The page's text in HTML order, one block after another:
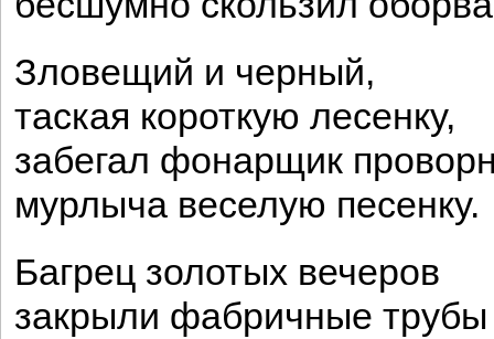
Зловещий и черный,
таская короткую лесенку,
забегал фонарщик
мурлыча веселую песенку.
Багрец золотых вечеров
закрыли фабричные трубы